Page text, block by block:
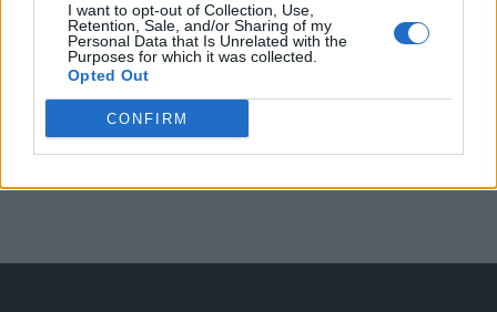
I want to opt-out of Collection, Use,
Retention, Sale, and/or Sharing of my
Personal Data that Is Unrelated with the
Purposes for which it was collected.
Opted Out
CONFIRM ad